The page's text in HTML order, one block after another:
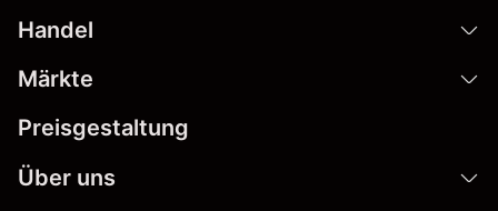
Handel
Märkte
Preisgestaltung
Über uns